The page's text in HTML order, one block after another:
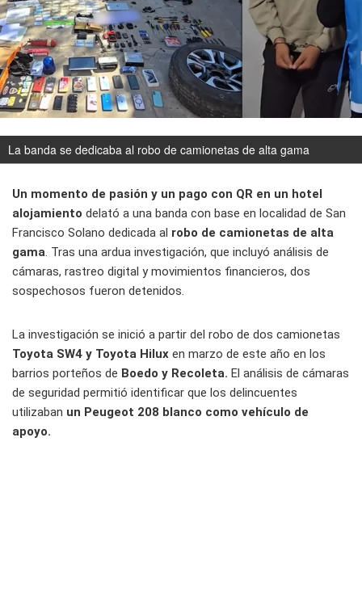
La banda se dedicaba al robo de camionetas de alta gama
Un momento de pasión y un pago con QR en un hotel
alojamiento delató a una banda con base en localidad de San
Francisco Solano dedicada al robo de camionetas de alta
gama. Tras una ardua investigación, que incluyó análisis de
cámaras, rastreo digital y movimientos financieros, dos
sospechosos fueron detenidos.
La investigación se inició a partir del robo de dos camionetas
Toyota SW4 y Toyota Hilux en marzo de este año en los
barrios porteños de Boedo y Recoleta. El análisis de cámaras
de seguridad permitió identificar que los delincuentes
utilizaban un Peugeot 208 blanco como vehículo de
apoyo.